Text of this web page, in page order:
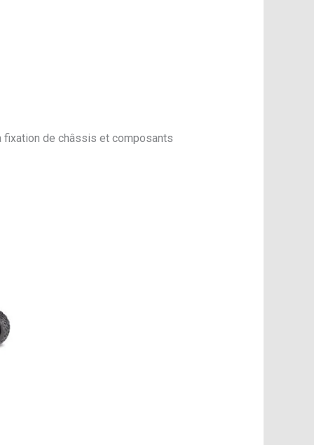
de châssis et composants